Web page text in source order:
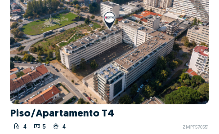
Piso/Apartamento T4
4 5 4 ZMPT570551